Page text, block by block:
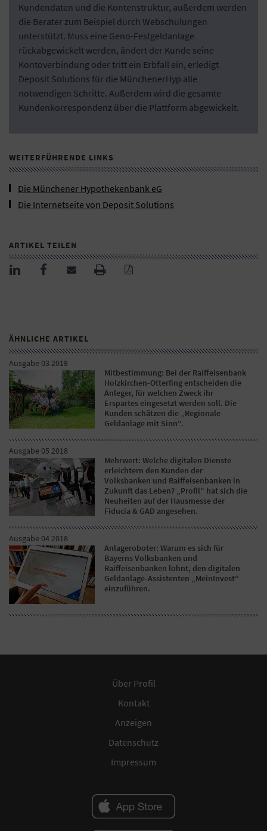
Kundendaten und die Kontenstruktur, außerdem werden
die Berater zum Beispiel durch Webschulungen
unterstützt. Muss eine Geno-Festgeldanlage
rückabgewickelt werden, ändert der Kunde seine
Kontoverbindung oder tritt ein Erbfall ein, erledigt
Deposit Solutions für die MünchenerHyp alle
notwendigen Schritte. Außerdem wird die gesamte
Kundenkorrespondenz über die Plattform abgewickelt.
WEITERFÜHRENDE LINKS
Die Münchener Hypothekenbank eG
Die Internetseite von Deposit Solutions
ARTIKEL TEILEN
ÄHNLICHE ARTIKEL
Ausgabe 03 2018
Mitbestimmung: Bei der Raiffeisenbank
Holzkirchen-Otterfing entscheiden die
Anleger, für welchen Zweck ihr
Erspartes eingesetzt werden soll. Die
Kunden schätzen die „Regionale
Geldanlage mit Sinn“.
Ausgabe 05 2018
Mehrwert: Welche digitalen Dienste
erleichtern den Kunden der
Volksbanken und Raiffeisenbanken in
Zukunft das Leben? „Profil“ hat sich die
Neuheiten auf der Hausmesse der
Fiducia & GAD angesehen.
Ausgabe 04 2018
Anlageroboter: Warum es sich für
Bayerns Volksbanken und
Raiffeisenbanken lohnt, den digitalen
Geldanlage-Assistenten „MeinInvest“
einzuführen.
Über Profil
Kontakt
Anzeigen
Datenschutz
Impressum